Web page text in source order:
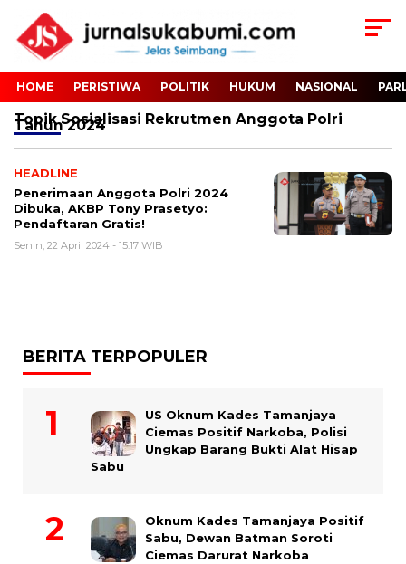
HOME PERISTIWA POLITIK HUKUM NASIONAL
TopikSosialisasi Rekrutmen Anggota Polri
Tahun 2024
HEADLINE
Penerimaan Anggota Polri 2024
Dibuka, AKBP Tony Prasetyo:
Pendaftaran Gratis!
Senin, 22 April 2024 - 15:17 WIB
BERITA TERPOPULER
US Oknum Kades Tamanjaya
Ciemas Positif Narkoba, Polisi
Ungkap Barang Bukti Alat Hisap
Sabu
Oknum Kades Tamanjaya Positif
Sabu, Dewan Batman Soroti
Ciemas Darurat Narkoba